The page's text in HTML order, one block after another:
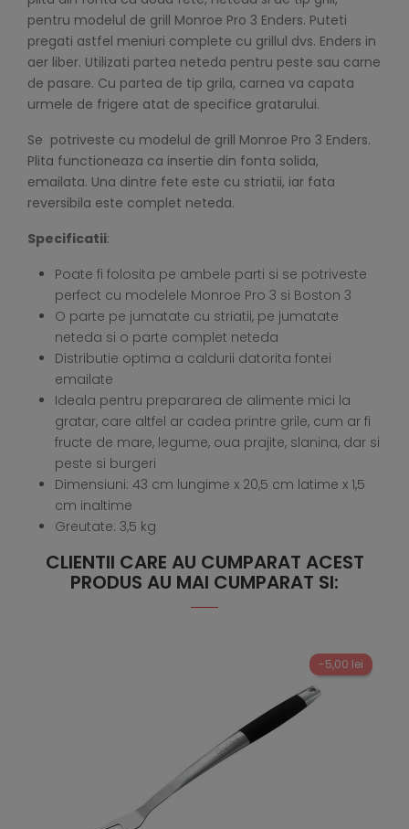
pentru modelul de grill Monroe Pro 3 Enders. Puteti
pregati astfel meniuri complete cu grillul dvs. Enders in
aer liber. Utilizati partea neteda pentru peste sau carne
de pasare. Cu partea de tip grila, carnea va capata
urmele de frigere atat de specifice gratarului.
Se potriveste cu modelul de grill Monroe Pro 3 Enders.
Plita functioneaza ca insertie din fonta solida,
emailata. Una dintre fete este cu striatii, iar fata
reversibila este complet neteda.
Specificatii:
Poate fi folosita pe ambele parti si se potriveste
perfect cu modelele Monroe Pro 3 si Boston 3
O parte pe jumatate cu striatii, pe jumatate
neteda si o parte complet neteda
Distributie optima a caldurii datorita fontei
emailate
Ideala pentru prepararea de alimente mici la
gratar, care altfel ar cadea printre grile, cum ar fi
fructe de mare, legume, oua prajite, slanina, dar si
peste si burgeri
Dimensiuni: 43 cm lungime x 20,5 cm latime x 1,5
cm inaltime
Greutate: 3,5 kg
CLIENTII CARE AU CUMPARAT ACEST
PRODUS AU MAI CUMPARAT SI:
-5,00 lei